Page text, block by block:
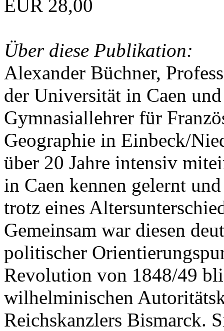
EUR 28,00
Über diese Publikation:
Alexander Büchner,
der Universität in Caen
Gymnasiallehrer für
Geographie in Einbeck/
über 20 Jahre intensiv
in Caen kennen gelernt
trotz eines
Gemeinsam war diesen
politischer
Revolution von 1848/49
wilhelminischen
Reichskanzlers Bismarck.